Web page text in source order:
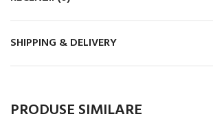
SHIPPING & DELIVERY
PRODUSE SIMILARE